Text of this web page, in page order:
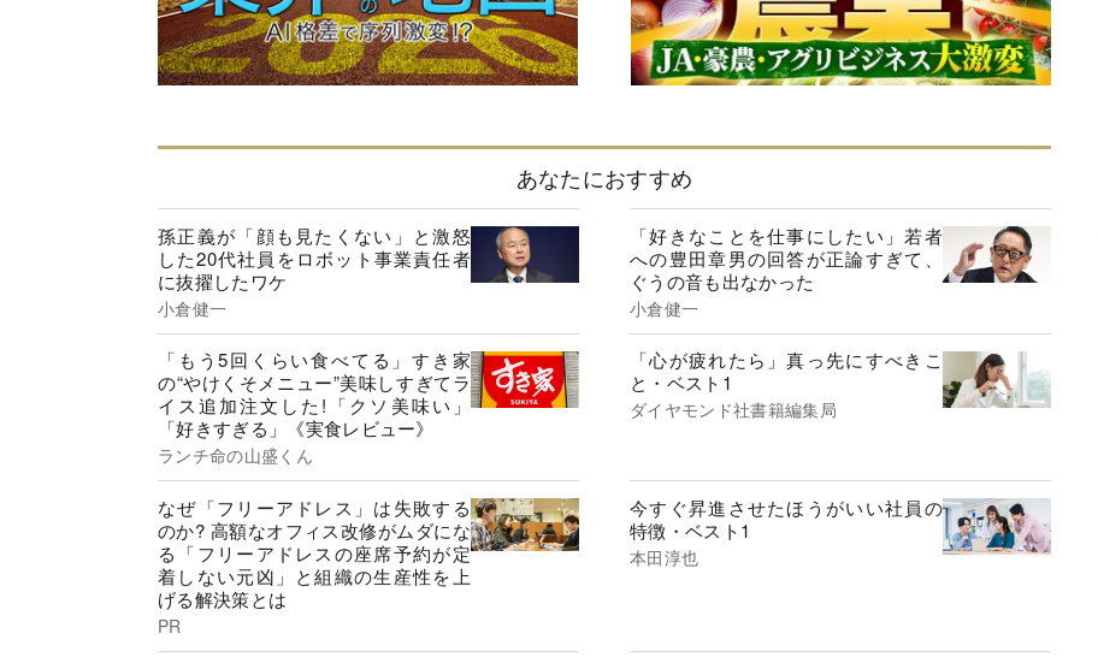
あなたにおすすめ
孫正義が「顔も見たくない」と激怒
した20代社員をロボット事業責任者
に抜擢したワケ
小倉健一
「好きなことを仕事にしたい」若者
への豊田章男の回答が正論すぎて、
ぐうの音も出なかった
小倉健一
「もう5回くらい食べてる」すき家
の“やけくそメニュー”美味しすぎてラ
イス追加注文した!「クソ美味い」
「好きすぎる」《実食レビュー》
ランチ命の山盛くん
「心が疲れたら」真っ先にすべきこ
と・ベスト1
ダイヤモンド社書籍編集局
なぜ「フリーアドレス」は失敗する
のか? 高額なオフィス改修がムダにな
る「フリーアドレスの座席予約が定
着しない元凶」と組織の生産性を上
げる解決策とは
PR
今すぐ昇進させたほうがいい社員の
特徴・ベスト1
本田淳也